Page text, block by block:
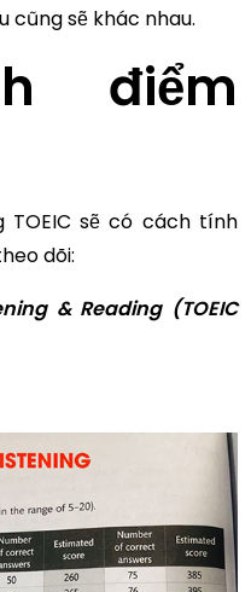
cũng sẽ khác nhau.
điểm
sẽ có cách tính
dõi:
& Reading (TOEIC